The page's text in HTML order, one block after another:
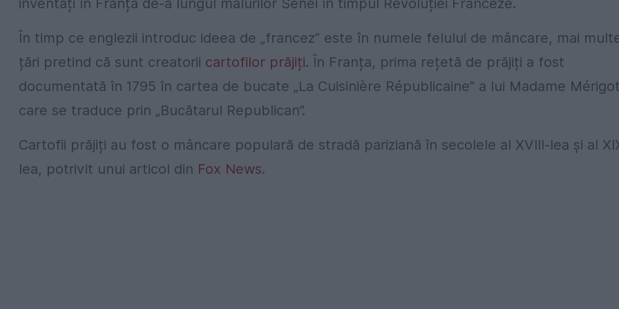
inventați în Franța de-a lungul malurilor Senei în timpul Revoluției Franceze.
În timp ce englezii introduc ideea de „francez” este în numele felului de mâncare, mai
țări pretind că sunt creatorii cartofilor prăjiți. În Franța, prima rețetă de prăjiți a fost
documentată în 1795 în cartea de bucate „La Cuisinière Républicaine” a lui Madame
care se traduce prin „Bucătarul Republican”.
Cartofii prăjiți au fost o mâncare populară de stradă pariziană în secolele al XVIII-lea și al
lea, potrivit unui articol din Fox News.